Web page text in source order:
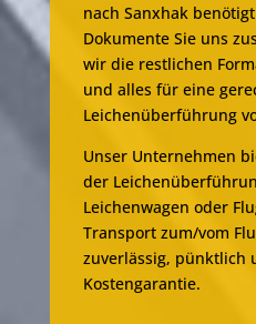
nach Sanxhak
Dokumente Sie uns
wir die restlichen
und alles für eine
Leichenüberführung
Unser Unternehmen
der
Leichenwagen oder
Transport zum/vom
zuverlässig, pünktlich
Kostengarantie.